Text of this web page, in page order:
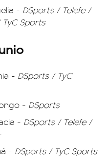
- DSports / Telefe /
TyC Sports
- DSports / TyC
- DSports
- DSports / Telefe /
- DSports / TyC Sports